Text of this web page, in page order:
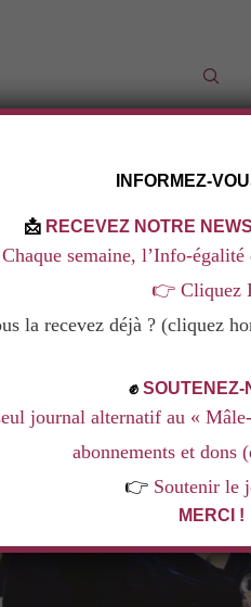
LES DOSSIERS
BEN HANIA
INFORMEZ-
📩 RECEVEZ NOTRE
Chaque semaine, l’Info-
👉 Cliquez
la recevez déjà ? (cliquez
✊ SOUTENEZ-
journal alternatif au «
abonnements et dons
👉 Soutenir le
MERCI !